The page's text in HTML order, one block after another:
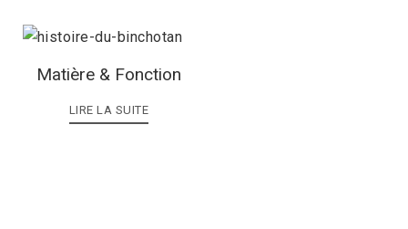
Matière & Fonction
LIRE LA SUITE